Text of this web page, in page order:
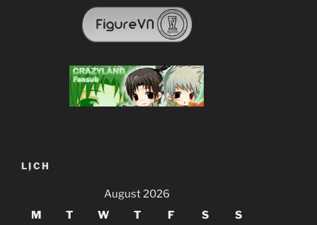
LỊCH
August 2026
M
T W T F S S